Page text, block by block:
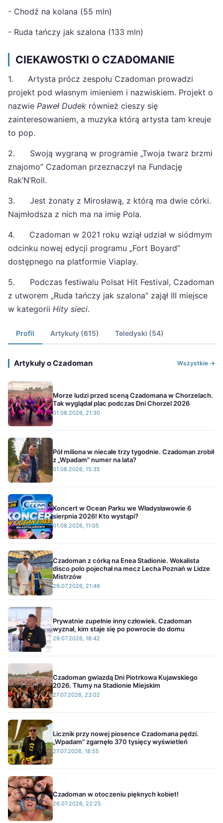
- Chodź na kolana (55 mln)
- Ruda tańczy jak szalona (133 mln)
CIEKAWOSTKI O CZADOMANIE
1. Artysta prócz zespołu Czadoman prowadzi
projekt pod własnym imieniem i nazwiskiem. Projekt o
nazwie Paweł Dudek również cieszy się
zainteresowaniem, a muzyka którą artysta tam kreuje
to pop.
2. Swoją wygraną w programie „Twoja twarz brzmi
znajomo” Czadoman przeznaczył na Fundację
Rak’N’Roll.
3. Jest żonaty z Mirosławą, z którą ma dwie córki.
Najmłodsza z nich ma na imię Pola.
4. Czadoman w 2021 roku wziął udział w siódmym
odcinku nowej edycji programu „Fort Boyard”
dostępnego na platformie Viaplay.
5. Podczas festiwalu Polsat Hit Festival, Czadoman
z utworem „Ruda tańczy jak szalona” zajął III miejsce
w kategorii Hity sieci.
Profil Artykuły (615) Teledyski (54)
Artykuły o Czadoman Wszystkie →
Morze ludzi przed sceną Czadomana w Chorzelach.
Tak wyglądał plac podczas Dni Chorzel 2026
01.08.2026, 21:30
Pół miliona w niecałe trzy tygodnie. Czadoman zrobił
z „Wpadam" numer na lata?
01.08.2026, 15:35
Koncert w Ocean Parku we Władysławowie 6
sierpnia 2026! Kto wystąpi?
01.08.2026, 11:05
Czadoman z córką na Enea Stadionie. Wokalista
disco polo pojechał na mecz Lecha Poznań w Lidze
Mistrzów
29.07.2026, 21:46
Prywatnie zupełnie inny człowiek. Czadoman
wyznał, kim staje się po powrocie do domu
29.07.2026, 18:42
Czadoman gwiazdą Dni Piotrkowa Kujawskiego
2026. Tłumy na Stadionie Miejskim
27.07.2026, 23:02
Licznik przy nowej piosence Czadomana pędzi.
„Wpadam" zgarnęło 370 tysięcy wyświetleń
27.07.2026, 18:55
Czadoman w otoczeniu pięknych kobiet!
26.07.2026, 22:25